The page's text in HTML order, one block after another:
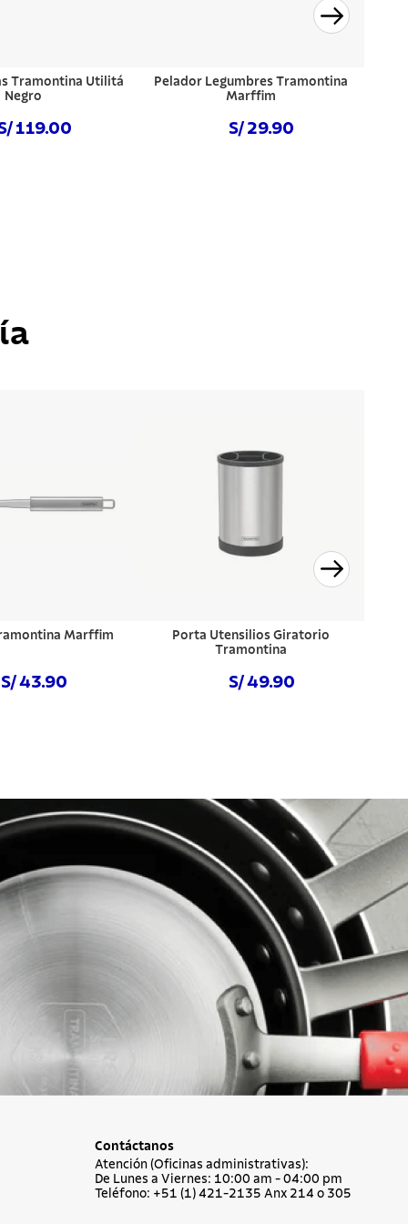
Tramontina Utilitá
Negro
119.00
Pelador Legumbres Tramontina
Marffim
S/ 29.90
Marffim
S/ 43.90
Porta Utensilios Giratorio
Tramontina
S/ 49.90
Contáctanos
Atención (Oficinas administrativas):
De Lunes a Viernes: 10:00 am - 04:00 pm
Teléfono: +51 (1) 421-2135 Anx 214 o 305